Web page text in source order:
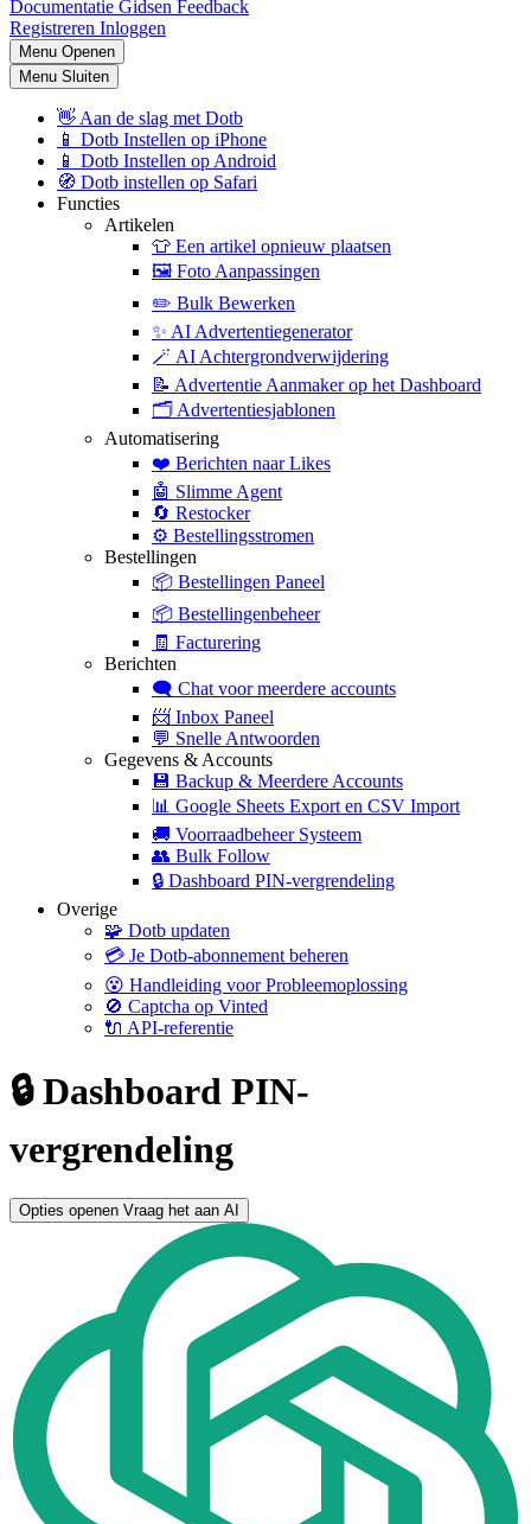
Documentatie Gidsen Feedback
Registreren Inloggen
Menu Openen
Menu Sluiten
👋 Aan de slag met Dotb
📱 Dotb Instellen op iPhone
📱 Dotb Instellen op Android
🧭 Dotb instellen op Safari
Functies
Artikelen
👕 Een artikel opnieuw plaatsen
🖼️ Foto Aanpassingen
✏️ Bulk Bewerken
✨ AI Advertentiegenerator
🪄 AI Achtergrondverwijdering
📝 Advertentie Aanmaker op het Dashboard
🗂️ Advertentiesjablonen
Automatisering
❤️ Berichten naar Likes
🤖 Slimme Agent
🔄 Restocker
⚙️ Bestellingsstromen
Bestellingen
📦 Bestellingen Paneel
📦 Bestellingenbeheer
🧾 Facturering
Berichten
🗨️ Chat voor meerdere accounts
📨 Inbox Paneel
💬 Snelle Antwoorden
Gegevens & Accounts
💾 Backup & Meerdere Accounts
📊 Google Sheets Export en CSV Import
🚚 Voorraadbeheer Systeem
👥 Bulk Follow
🔒 Dashboard PIN-vergrendeling
Overige
🧩 Dotb updaten
💳 Je Dotb-abonnement beheren
😵 Handleiding voor Probleemoplossing
🚫 Captcha op Vinted
🔌 API-referentie
🔒 Dashboard PIN-
vergrendeling
Opties openen Vraag het aan AI